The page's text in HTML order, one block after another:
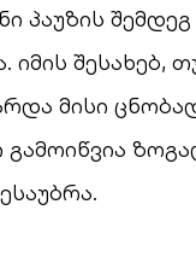
პაუზის
შესახებ,
მისი